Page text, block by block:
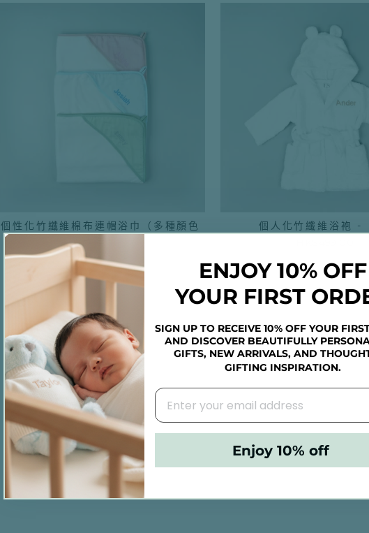
個性化竹纖維棉布連帽浴巾（多種顏色
HK$465.00
個人化竹纖維浴袍 -
ENJOY 10% OFF
YOUR FIRST
SIGN UP TO RECEIVE 10% OFF YOUR
AND DISCOVER BEAUTIFULLY
GIFTS, NEW ARRIVALS, AND
GIFTING INSPIRATION.
Enjoy 10% off